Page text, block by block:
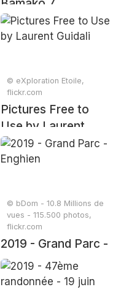
Bamako 7
© eXploration Etoile,
flickr.com
Pictures Free to
Use by Laurent
Guidali
© bDom - 10.8 Millions de
vues - 115.500 photos,
flickr.com
2019 - Grand Parc -
Enghien